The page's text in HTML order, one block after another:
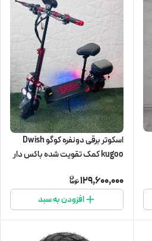
اسکوتر برقی دونفره کوگو Dwish
kugoo کمک تقویت شده باکس دار
129,600,000
افزودن به سبد